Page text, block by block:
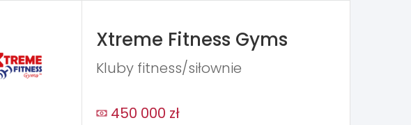
Xtreme Fitness Gyms
Kluby fitness/siłownie
450 000 zł